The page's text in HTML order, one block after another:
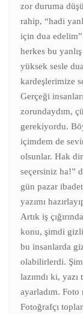
zor duruma
rahip, “hadi
için dua
herkes bu
yüksek sesle
kardeşlerimize
Gerçeği
zorundaydım,
gerekiyordu.
içimdem de
olsunlar. Hak
seçersiniz ha!”
gün pazar
yazımı
Artık iş
konu, şimdi gizli
bu insanlarda
olabilirlerdi.
lazımdı ki,
ayarladım.
Fotoğrafçı